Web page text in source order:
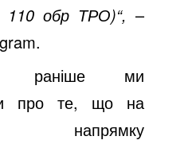
110 обр ТРО)“, –
.
раніше ми
про те, що на
напрямку